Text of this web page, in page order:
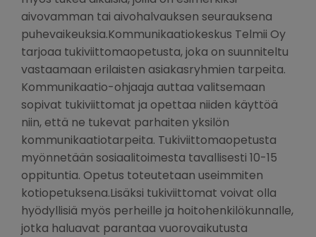
aivovamman tai aivohalvauksen seurauksena
puhevaikeuksia.Kommunikaatiokeskus Telmii Oy
tarjoaa tukiviittomaopetusta, joka on suunniteltu
vastaamaan erilaisten asiakasryhmien tarpeita.
Kommunikaatio-ohjaaja auttaa valitsemaan
sopivat tukiviittomat ja opettaa niiden käyttöä
niin, että ne tukevat parhaiten yksilön
kommunikaatiotarpeita. Tukiviittomaopetusta
myönnetään sosiaalitoimesta tavallisesti 10-15
oppituntia. Opetus toteutetaan useimmiten
kotiopetuksena.Lisäksi tukiviittomat voivat olla
hyödyllisiä myös perheille ja hoitohenkilökunnalle,
jotka haluavat parantaa vuorovaikutusta